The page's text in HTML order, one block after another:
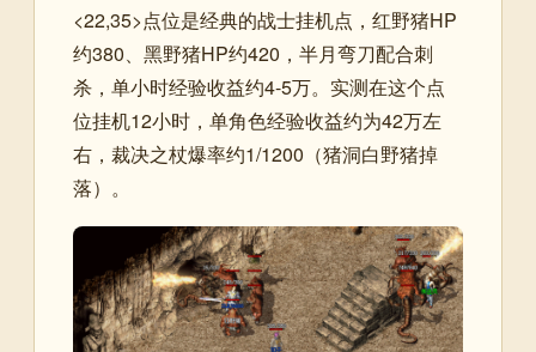
<22,35>点位是经典的战士挂机点，红野猪HP
约380、黑野猪HP约420，半月弯刀配合刺
杀，单小时经验收益约4-5万。实测在这个点
位挂机12小时，单角色经验收益约为42万左
右，裁决之杖爆率约1/1200（猪洞白野猪掉
落）。